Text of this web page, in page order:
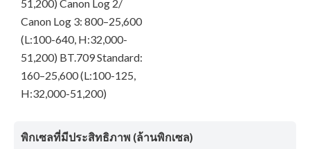
51,200) Canon Log 2/
Canon Log 3: 800–25,600
(L:100-640, H:32,000-
51,200) BT.709 Standard:
160–25,600 (L:100-125,
H:32,000-51,200)
พิกเซลที่มีประสิทธิภาพ (ล้านพิกเซล)